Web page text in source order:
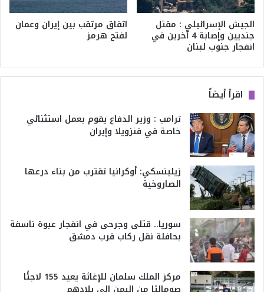
الجيش الإسرائيلي : مقتل
جنديين وإصابة 4 آخرين في
انفجار جنوب لبنان
اتفاق مرتقب بين إيران وعمان
لفتح هرمز
اقرأ أيضاً
ترامب : وزير الدفاع يقوم بعمل استثنائي
خاصة في فنزويلا وإيران
زيلينسكي: أوكرانيا تقترب من بناء درعها
الصاروخية
سوريا.. قتلى وجرحى في انفجار عبوة ناسفة
بحافلة نقل ركاب قرب دمشق
مركز الملك سلمان للإغاثة يعيد 155 لاجئًا